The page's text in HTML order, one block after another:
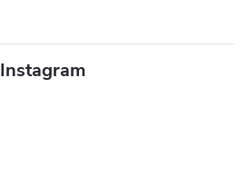
Instagram